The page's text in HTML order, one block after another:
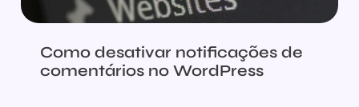
Como desativar notificações de
comentários no WordPress